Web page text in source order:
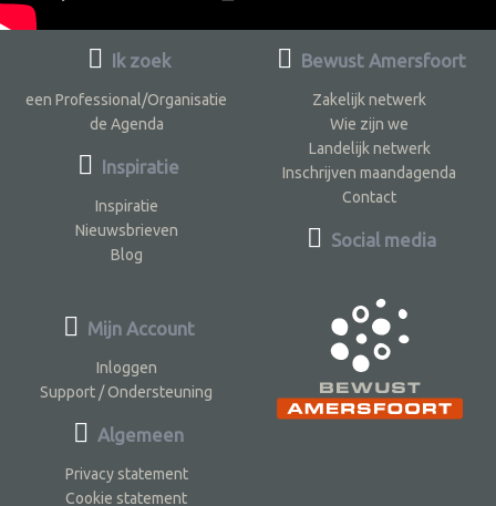
Ik zoek
een Professional/Organisatie
de Agenda
Inspiratie
Inspiratie
Nieuwsbrieven
Blog
Bewust Amersfoort
Zakelijk netwerk
Wie zijn we
Landelijk netwerk
Inschrijven maandagenda
Contact
Social media
Mijn Account
Inloggen
Support / Ondersteuning
Algemeen
Privacy statement
Cookie statement